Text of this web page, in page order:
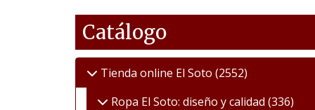
Catálogo
Tienda online El Soto (2552)
Ropa El Soto: diseño y calidad (336)